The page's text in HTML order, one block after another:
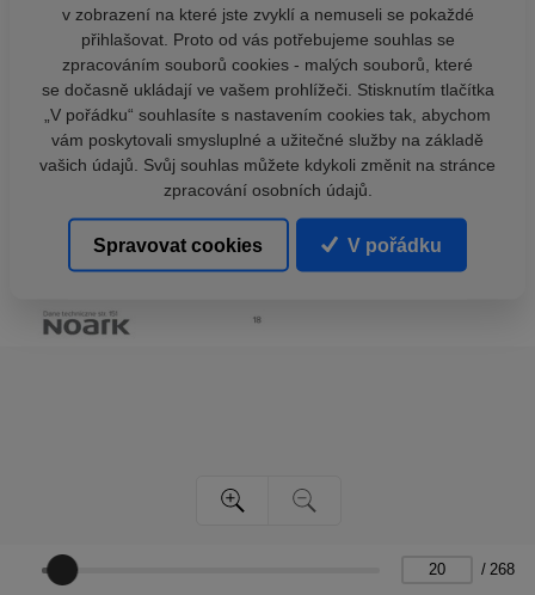
/ 268
v zobrazení na které jste zvyklí a nemuseli se pokaždé
přihlašovat. Proto od vás potřebujeme souhlas se
zpracováním souborů cookies - malých souborů, které
se dočasně ukládají ve vašem prohlížeči. Stisknutím tlačítka
„V pořádku“ souhlasíte s nastavením cookies tak, abychom
vám poskytovali smysluplné a užitečné služby na základě
vašich údajů. Svůj souhlas můžete kdykoli změnit na stránce
zpracování osobních údajů.
Spravovat cookies V pořádku